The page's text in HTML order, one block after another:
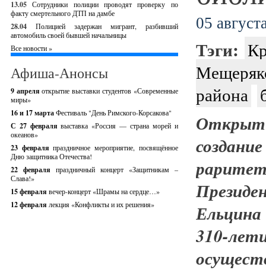
13.05 Сотрудники полиции проводят проверку по
факту смертельного ДТП на дамбе
28.04
Полицией задержан мигрант, разбивший
автомобиль своей бывшей начальницы
Все новости »
Афиша-Анонсы
9 апреляоткрытие выставки студентов «Современные
миры»
16 и 17 мартаФестиваль "День Римского-Корсакова"
С 27 февралявыставка «Россия — страна морей и
океанов»
23 февраляпраздничное мероприятие, посвящённое
Дню защитника Отечества!
22 февраля праздничный концерт «Защитникам –
Слава!»
15 февраля вечер-концерт «Шрамы на сердце…»
12 февраля лекция «Конфликты и их решения»
05
Тэги:
района
310-